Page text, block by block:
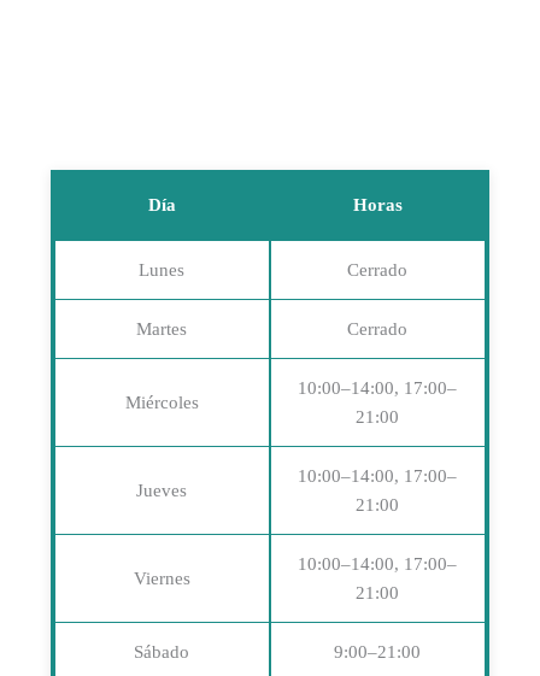
Día Horas
Lunes Cerrado
Martes Cerrado
Miércoles
10:00–14:00, 17:00–
21:00
Jueves
10:00–14:00, 17:00–
21:00
Viernes
10:00–14:00, 17:00–
21:00
Sábado 9:00–21:00